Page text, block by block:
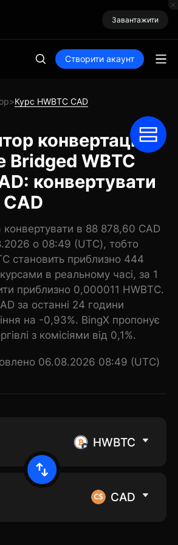
Завантажити
Створити акаунт
>Курс HWBTC CAD
конвертації
Bridged WBTC
конвертувати
в 88 878,60 CAD
о 08:49 (UTC), тобто
становить приблизно 444
в реальному часі, за 1
приблизно 0,000011 HWBTC.
за останні 24 години
на -0,93%. BingX пропонує
з комісіями від 0,1%.
06.08.2026 08:49 (UTC)
HWBTC
CAD